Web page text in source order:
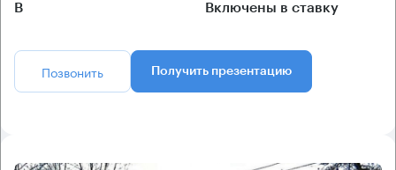
B Включены в ставку
Позвонить Получить презентацию